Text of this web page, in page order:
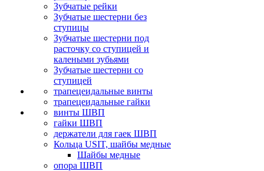
Зубчатые рейки
Зубчатые шестерни без
ступицы
Зубчатые шестерни под
расточку со ступицей и
калеными зубьями
Зубчатые шестерни со
ступицей
трапецеидальные винты
трапецеидальные гайки
винты ШВП
гайки ШВП
держатели для гаек ШВП
Кольца USIT, шайбы медные
Шайбы медные
опора ШВП